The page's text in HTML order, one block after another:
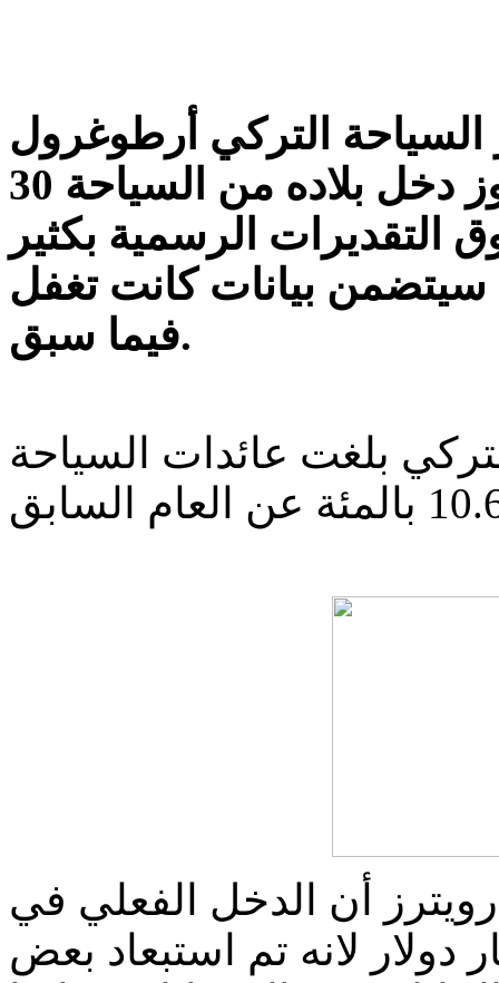
التركي أرطوغرول
كوناي لرويترز انه يتوقع أن يتجاوز دخل بلاده من السياحة 30
وهو ما يفوق التقديرات الرسمية بكثير
بيانات كانت تغفل
فيما سبق.
بلغت عائدات السياحة
أن الدخل الفعلي في
بين 27 و28 مليار دولار لانه تم استبعاد بعض